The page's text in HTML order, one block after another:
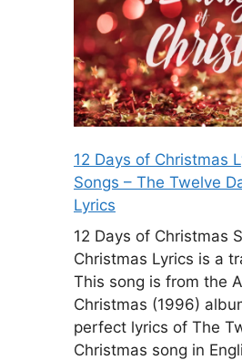
12 Days of Christmas
Songs – The Twelve
Lyrics
12 Days of Christmas
Christmas Lyrics is a
This song is from the
Christmas (1996)
perfect lyrics of The
Christmas song in